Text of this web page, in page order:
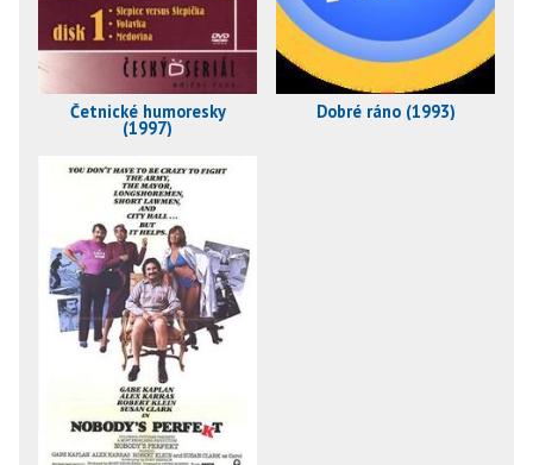
Četnické humoresky
(1997)
Dobré ráno (1993)